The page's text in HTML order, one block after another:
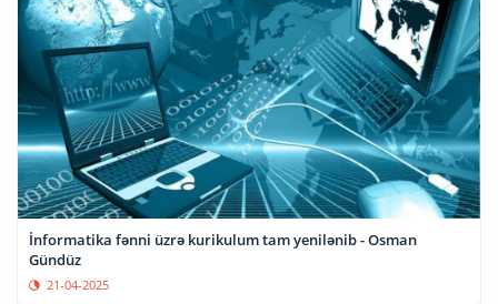
İnformatika fənni üzrə kurikulum tam yenilənib - Osman
Gündüz
21-04-2025